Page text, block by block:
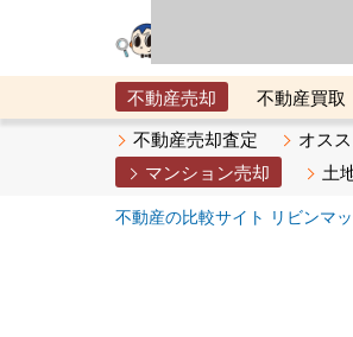
不動産売却 不動産買取
メタ住宅展示場
ベスト不
不動産売却査定 オス
マンション売却
土
不動産の比較サイト リビンマ